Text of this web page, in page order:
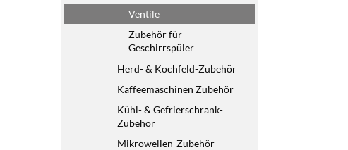
Ventile
Zubehör für
Geschirrspüler
Herd- & Kochfeld-Zubehör
Kaffeemaschinen Zubehör
Kühl- & Gefrierschrank-
Zubehör
Mikrowellen-Zubehör